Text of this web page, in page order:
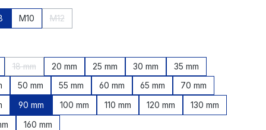
M10 M12
18 mm 20 mm 25 mm 30 mm
35 mm
50 mm 55 mm 60 mm 65 mm
70 mm
90 mm 100 mm 110 mm 120 mm
130 mm
160 mm